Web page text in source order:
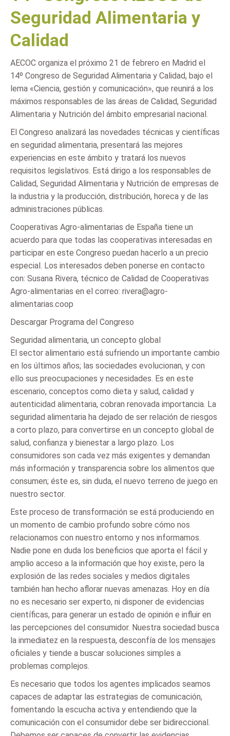
Seguridad Alimentaria y
Calidad
AECOC organiza el próximo 21 de febrero en Madrid el
14º Congreso de Seguridad Alimentaria y Calidad, bajo el
lema «Ciencia, gestión y comunicación», que reunirá a los
máximos responsables de las áreas de Calidad, Seguridad
Alimentaria y Nutrición del ámbito empresarial nacional.
El Congreso analizará las novedades técnicas y científicas
en seguridad alimentaria, presentará las mejores
experiencias en este ámbito y tratará los nuevos
requisitos legislativos. Está dirigo a los responsables de
Calidad, Seguridad Alimentaria y Nutrición de empresas de
la industria y la producción, distribución, horeca y de las
administraciones públicas.
Cooperativas Agro-alimentarias de España tiene un
acuerdo para que todas las cooperativas interesadas en
participar en este Congreso puedan hacerlo a un precio
especial. Los interesados deben ponerse en contacto
con: Susana Rivera, técnico de Calidad de Cooperativas
Agro-alimentarias en el correo: rivera@agro-
alimentarias.coop
Descargar Programa del Congreso
Seguridad alimentaria, un concepto global
El sector alimentario está sufriendo un importante cambio
en los últimos años; las sociedades evolucionan, y con
ello sus preocupaciones y necesidades. Es en este
escenario, conceptos como dieta y salud, calidad y
autenticidad alimentaria, cobran renovada importancia. La
seguridad alimentaria ha dejado de ser relación de riesgos
a corto plazo, para convertirse en un concepto global de
salud, confianza y bienestar a largo plazo. Los
consumidores son cada vez más exigentes y demandan
más información y transparencia sobre los alimentos que
consumen; éste es, sin duda, el nuevo terreno de juego en
nuestro sector.
Este proceso de transformación se está produciendo en
un momento de cambio profundo sobre cómo nos
relacionamos con nuestro entorno y nos informamos.
Nadie pone en duda los beneficios que aporta el fácil y
amplio acceso a la información que hoy existe, pero la
explosión de las redes sociales y medios digitales
también han hecho aflorar nuevas amenazas. Hoy en día
no es necesario ser experto, ni disponer de evidencias
científicas, para generar un estado de opinión e influir en
las percepciones del consumidor. Nuestra sociedad busca
la inmediatez en la respuesta, desconfía de los mensajes
oficiales y tiende a buscar soluciones simples a
problemas complejos.
Es necesario que todos los agentes implicados seamos
capaces de adaptar las estrategias de comunicación,
fomentando la escucha activa y entendiendo que la
comunicación con el consumidor debe ser bidireccional.